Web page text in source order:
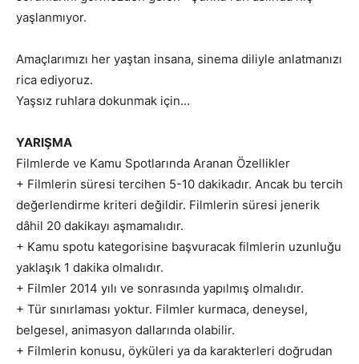
yaşlanmıyor.
Amaçlarımızı her yaştan insana, sinema diliyle anlatmanızı
rica ediyoruz.
Yaşsız ruhlara dokunmak için…
YARIŞMA
Filmlerde ve Kamu Spotlarında Aranan Özellikler
+ Filmlerin süresi tercihen 5-10 dakikadır. Ancak bu tercih
değerlendirme kriteri değildir. Filmlerin süresi jenerik
dâhil 20 dakikayı aşmamalıdır.
+ Kamu spotu kategorisine başvuracak filmlerin uzunluğu
yaklaşık 1 dakika olmalıdır.
+ Filmler 2014 yılı ve sonrasında yapılmış olmalıdır.
+ Tür sınırlaması yoktur. Filmler kurmaca, deneysel,
belgesel, animasyon dallarında olabilir.
+ Filmlerin konusu, öyküleri ya da karakterleri doğrudan